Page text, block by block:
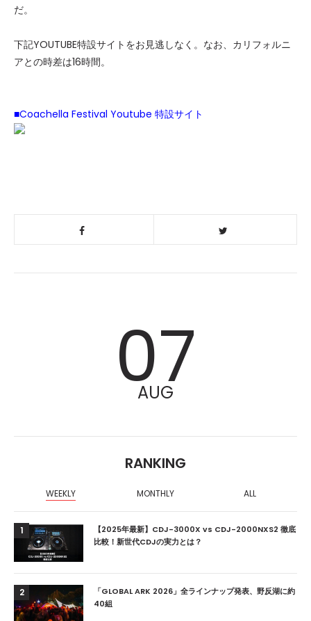
だ。
下記YOUTUBE特設サイトをお見逃しなく。なお、カリフォルニ
アとの時差は16時間。
■Coachella Festival Youtube 特設サイト
07
AUG
RANKING
WEEKLY MONTHLY ALL
1
【2025年最新】CDJ-3000X vs CDJ-2000NXS2 徹底
比較！新世代CDJの実力とは？
2
「GLOBAL ARK 2026」全ラインナップ発表、野反湖に約
40組